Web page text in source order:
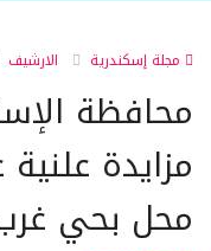
مجلة إسكندرية الارشيف
محافظة
محل بحي